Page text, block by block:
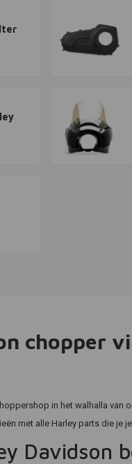
chopper
in het walhalla van
met alle Harley parts die je
Davidson